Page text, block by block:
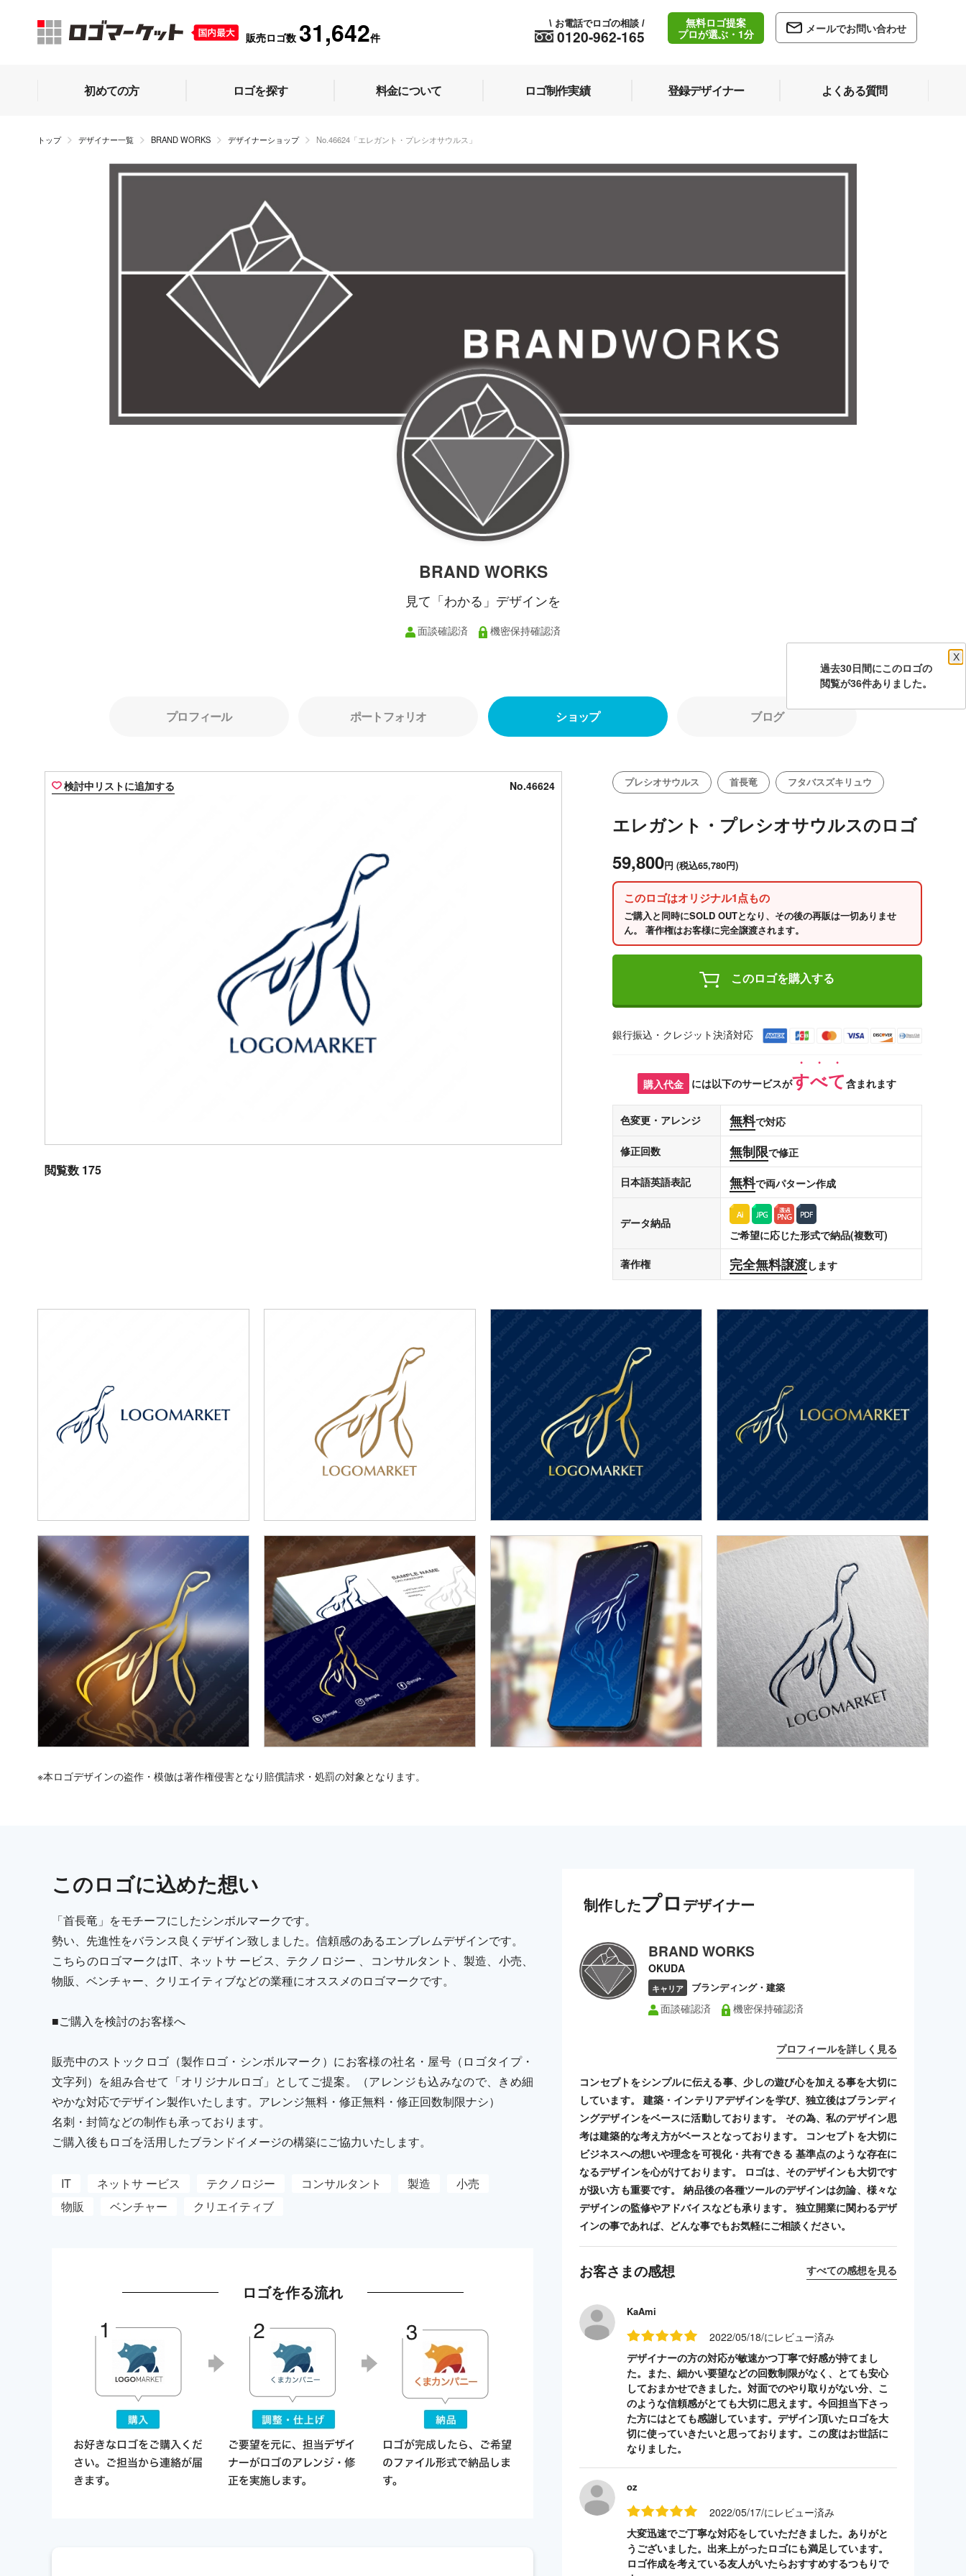
販売ロゴ数 31,642件 0120-962-165
\ お電話でロゴの相談 /
無料ロゴ提案
プロが選ぶ・1分
メールでお問い合わせ
初めての方 ロゴを探す 料金について ロゴ制作実績 登録デザイナー よくある質問
トップ デザイナー一覧 BRAND WORKS デザイナーショップ No.46624「エレガント・プレシオサウルス」
BRAND WORKS
見て「わかる」デザインを
面談確認済 機密保持確認済
プロフィール ポートフォリオ ショップ ブログ
検討中リストに追加する No.46624
閲覧数 175
プレシオサウルス 首長竜 フタバスズキリュウ
エレガント・プレシオサウルスのロゴ
59,800円 (税込65,780円)
このロゴはオリジナル1点もの
ご購入と同時にSOLD OUTとなり、その後の再販は一切ありませ
ん。 著作権はお客様に完全譲渡されます。
このロゴを購入する
銀行振込・クレジット決済対応
購入代金 には以下のサービスがすべて含まれます
色変更・アレンジ 無料で対応
修正回数 無制限で修正
日本語英語表記 無料で両パターン作成
データ納品
ご希望に応じた形式で納品(複数可)
著作権
完全無料譲渡します
※本ロゴデザインの盗作・模倣は著作権侵害となり賠償請求・処罰の対象となります。
このロゴに込めた想い
「首長竜」をモチーフにしたシンボルマークです。
勢い、先進性をバランス良くデザイン致しました。信頼感のあるエンブレムデザインです。
こちらのロゴマークはIT、ネットサ ービス、テクノロジー 、コンサルタント、製造、小売、
物販、ベンチャー、クリエイティブなどの業種にオススメのロゴマークです。
■ご購入を検討のお客様へ
販売中のストックロゴ（製作ロゴ・シンボルマーク）にお客様の社名・屋号（ロゴタイプ・
文字列）を組み合せて「オリジナルロゴ」としてご提案。（アレンジも込みなので、きめ細
やかな対応でデザイン製作いたします。アレンジ無料・修正無料・修正回数制限ナシ）
名刺・封筒などの制作も承っております。
ご購入後もロゴを活用したブランドイメージの構築にご協力いたします。
IT ネットサ ービス テクノロジー コンサルタント 製造
小売
物販
ベンチャー クリエイティブ
ロゴを作る流れ
制作したプロ デザイナー
BRAND WORKS
OKUDA
キャリア ブランディング・建築
面談確認済 機密保持確認済
プロフィールを詳しく見る
コンセプトをシンプルに伝える事、少しの遊び心を加える事を大切に
しています。 建築・インテリアデザインを学び、独立後はブランディ
ングデザインをベースに活動しております。 その為、私のデザイン思
考は建築的な考え方がベースとなっております。 コンセプトを大切に
ビジネスへの想いや理念を可視化・共有できる 基準点のような存在に
なるデザインを心がけております。 ロゴは、そのデザインも大切です
が扱い方も重要です。 納品後の各種ツールのデザインは勿論、様々な
デザインの監修やアドバイスなども承ります。 独立開業に関わるデザ
インの事であれば、どんな事でもお気軽にご相談ください。
お客さまの感想 すべての感想を見る
KaAmi
2022/05/18/にレビュー済み
デザイナーの方の対応が敏速かつ丁寧で好感が持てまし
た。また、細かい要望などの回数制限がなく、とても安心
しておまかせできました。対面でのやり取りがない分、こ
のような信頼感がとても大切に思えます。今回担当下さっ
た方にはとても感謝しています。デザイン頂いたロゴを大
切に使っていきたいと思っております。この度はお世話に
なりました。
oz
2022/05/17/にレビュー済み
大変迅速でご丁寧な対応をしていただきました。ありがと
うございました。出来上がったロゴにも満足しています。
ロゴ作成を考えている友人がいたらおすすめするつもりで
過去30日間にこのロゴの
X
閲覧が36件ありました。